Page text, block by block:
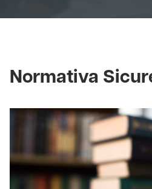
Normativa